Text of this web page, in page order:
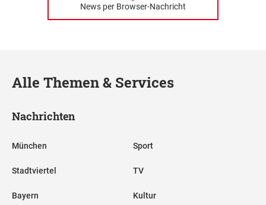
News per Browser-Nachricht
Alle Themen & Services
Nachrichten
München
Stadtviertel
Bayern
Sport
TV
Kultur